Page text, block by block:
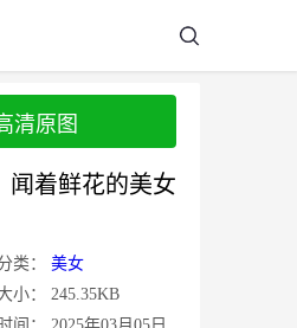
清原图
闻着鲜花的美女
类：
美女
小：
245.35KB